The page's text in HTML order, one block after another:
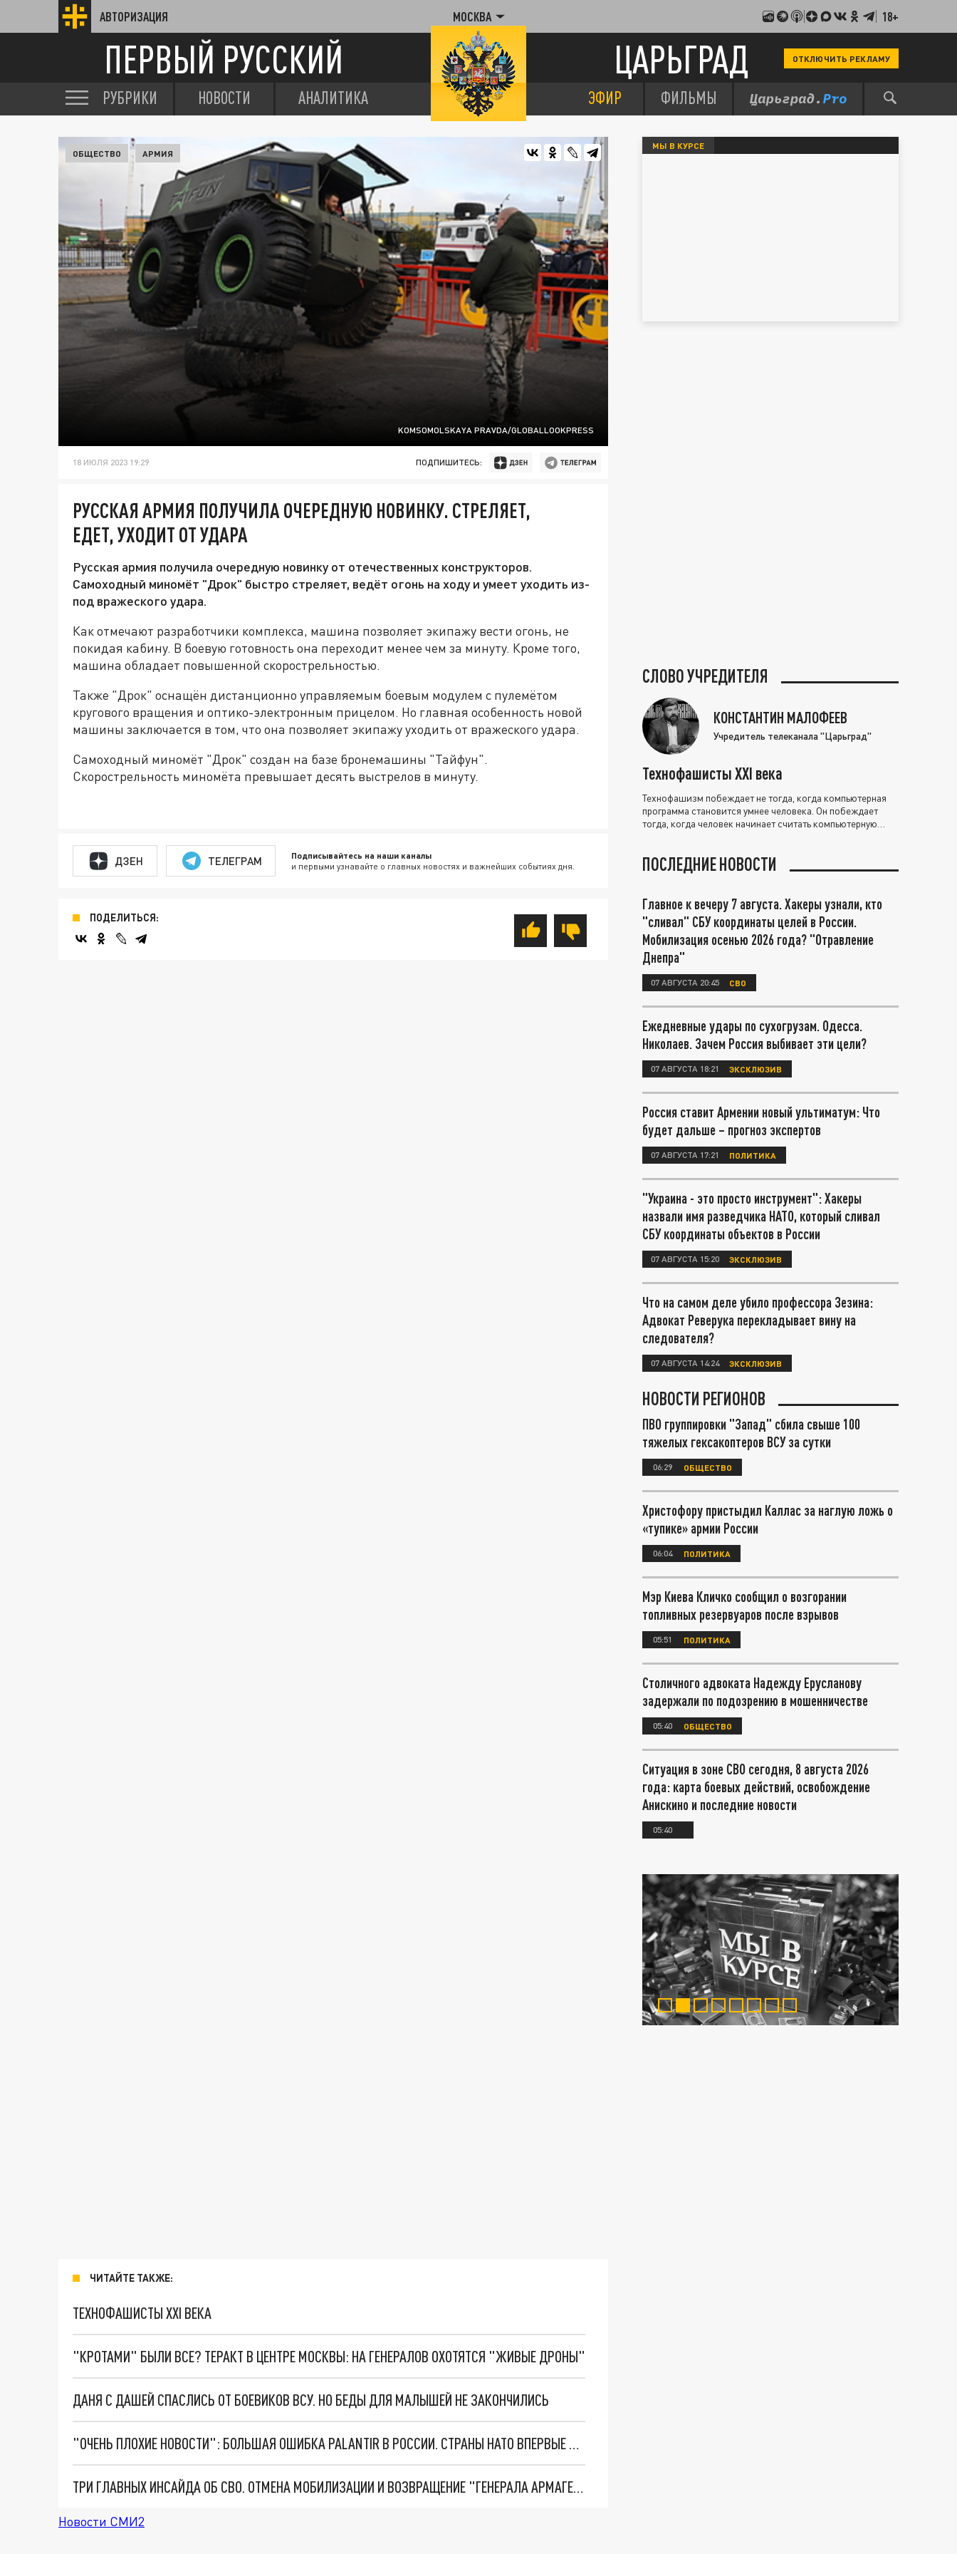
АВТОРИЗАЦИЯ МОСКВА 18+
ПЕРВЫЙ РУССКИЙ ЦАРЬГРАД ОТКЛЮЧИТЬ РЕКЛАМУ
РУБРИКИ НОВОСТИ АНАЛИТИКА ЭФИР ФИЛЬМЫ
KOMSOMOLSKAYA PRAVDA/GLOBALLOOKPRESS
ОБЩЕСТВО АРМИЯ
18 ИЮЛЯ 2023 19:29 ПОДПИШИТЕСЬ:
РУССКАЯ АРМИЯ ПОЛУЧИЛА ОЧЕРЕДНУЮ НОВИНКУ. СТРЕЛЯЕТ,
ЕДЕТ, УХОДИТ ОТ УДАРА
Русская армия получила очередную новинку от отечественных конструкторов.
Самоходный миномёт "Дрок" быстро стреляет, ведёт огонь на ходу и умеет уходить из-
под вражеского удара.
Как отмечают разработчики комплекса, машина позволяет экипажу вести огонь, не
покидая кабину. В боевую готовность она переходит менее чем за минуту. Кроме того,
машина обладает повышенной скорострельностью.
Также "Дрок" оснащён дистанционно управляемым боевым модулем с пулемётом
кругового вращения и оптико-электронным прицелом. Но главная особенность новой
машины заключается в том, что она позволяет экипажу уходить от вражеского удара.
Самоходный миномёт "Дрок" создан на базе бронемашины "Тайфун".
Скорострельность миномёта превышает десять выстрелов в минуту.
ДЗЕН ТЕЛЕГРАМ Подписывайтесь на наши каналы
и первыми узнавайте о главных новостях и важнейших событиях дня.
ПОДЕЛИТЬСЯ:
ЧИТАЙТЕ ТАКЖЕ:
ТЕХНОФАШИСТЫ XXI ВЕКА
"КРОТАМИ" БЫЛИ ВСЕ? ТЕРАКТ В ЦЕНТРЕ МОСКВЫ: НА ГЕНЕРАЛОВ ОХОТЯТСЯ "ЖИВЫЕ ДРОНЫ"
ДАНЯ С ДАШЕЙ СПАСЛИСЬ ОТ БОЕВИКОВ ВСУ. НО БЕДЫ ДЛЯ МАЛЫШЕЙ НЕ ЗАКОНЧИЛИСЬ
"ОЧЕНЬ ПЛОХИЕ НОВОСТИ": БОЛЬШАЯ ОШИБКА PALANTIR В РОССИИ. СТРАНЫ НАТО ВПЕРВЫЕ ЗА СВО ОСТАНОВИЛИ ПОСТАВКИ ОРУЖИЯ. ВСУ ТЕРЯЮТ ПРИГРАНИЧЬЕ?
ТРИ ГЛАВНЫХ ИНСАЙДА ОБ СВО. ОТМЕНА МОБИЛИЗАЦИИ И ВОЗВРАЩЕНИЕ "ГЕНЕРАЛА АРМАГЕДДОНА"? ОТЛИЧНЫЕ НОВОСТИ, КОТОРЫЕ ЖДАЛИ ВСЕ
Новости СМИ2
МЫ В КУРСЕ
СЛОВО УЧРЕДИТЕЛЯ
КОНСТАНТИН МАЛОФЕЕВ
Учредитель телеканала "Царьград"
Технофашисты XXI века
Технофашизм побеждает не тогда, когда компьютерная
программа становится умнее человека. Он побеждает
тогда, когда человек начинает считать компьютерную
ПОСЛЕДНИЕ НОВОСТИ
Главное к вечеру 7 августа. Хакеры узнали, кто
"сливал" СБУ координаты целей в России.
Мобилизация осенью 2026 года? "Отравление
Днепра"
07 АВГУСТА 20:45 СВО
Ежедневные удары по сухогрузам. Одесса.
Николаев. Зачем Россия выбивает эти цели?
07 АВГУСТА 18:21 ЭКСКЛЮЗИВ
Россия ставит Армении новый ультиматум: Что
будет дальше – прогноз экспертов
07 АВГУСТА 17:21 ПОЛИТИКА
"Украина - это просто инструмент": Хакеры
назвали имя разведчика НАТО, который сливал
СБУ координаты объектов в России
07 АВГУСТА 15:20 ЭКСКЛЮЗИВ
Что на самом деле убило профессора Зезина:
Адвокат Реверука перекладывает вину на
следователя?
07 АВГУСТА 14:24 ЭКСКЛЮЗИВ
НОВОСТИ РЕГИОНОВ
ПВО группировки "Запад" сбила свыше 100
тяжелых гексакоптеров ВСУ за сутки
06:29 ОБЩЕСТВО
Христофору пристыдил Каллас за наглую ложь о
«тупике» армии России
06:04 ПОЛИТИКА
Мэр Киева Кличко сообщил о возгорании
топливных резервуаров после взрывов
05:51 ПОЛИТИКА
Столичного адвоката Надежду Ерусланову
задержали по подозрению в мошенничестве
05:40 ОБЩЕСТВО
Ситуация в зоне СВО сегодня, 8 августа 2026
года: карта боевых действий, освобождение
Анискино и последние новости
05:40